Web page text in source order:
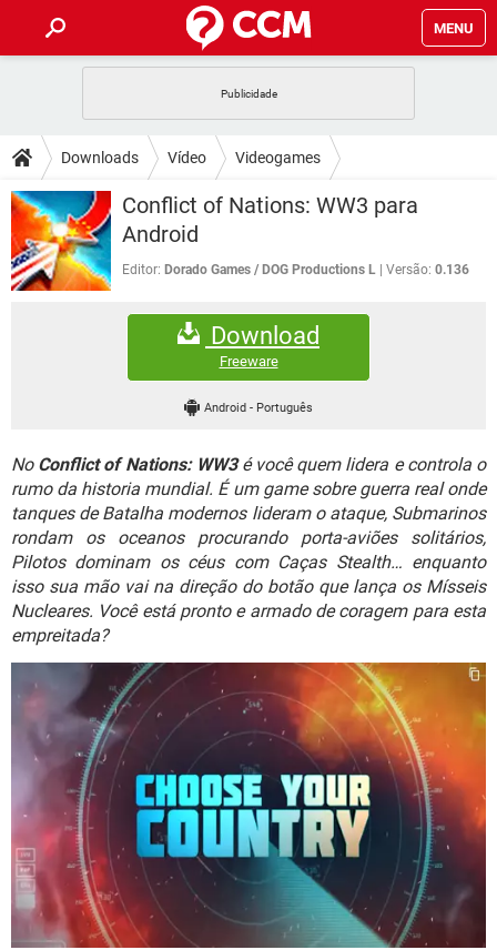
MENU
CELULAR FACEBOOK
OUTLOOK EXCEL
INSTAGRAM
GUIA DE COMPRAS
DICAS
JOGOS WHATSAPP
CELULAR
OUTLOOK
DOWNLOADS
JOGOS
CELULAR FACEBOOK
EXCEL
GMAIL
FÓRUM
FACEBOOK
EXCEL
GMAIL
WHATSAPP
INSTAGRAM GMAIL
GUIA DE COMPRAS
Downloads Vídeo Videogames
Conflict of Nations: WW3 para
Android
Editor: Dorado Games / DOG Productions L Versão: 0.136
Download
Freeware
Android - Português
No Conflict of Nations: WW3é você quem lidera e controla o
rumo da historia mundial. É um game sobre guerra real onde
tanques de Batalha modernos lideram o ataque, Submarinos
rondam os oceanos procurando porta-aviões solitários,
Pilotos dominam os céus com Caças Stealth… enquanto
isso sua mão vai na direção do botão que lança os Mísseis
Nucleares. Você está pronto e armado de coragem para esta
empreitada?